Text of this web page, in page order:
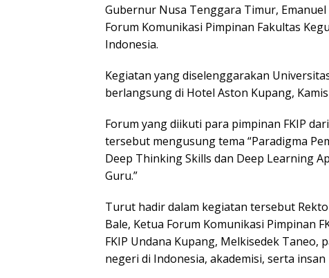
Gubernur Nusa Tenggara Timur,
Forum Komunikasi Pimpinan Fakultas
Indonesia.
Kegiatan yang diselenggarakan
berlangsung di Hotel Aston Kupang,
Forum yang diikuti para pimpinan FKIP
tersebut mengusung tema “Paradigma
Deep Thinking Skills dan Deep Learning
Guru.”
Turut hadir dalam kegiatan tersebut
Bale, Ketua Forum Komunikasi Pimpinan
FKIP Undana Kupang, Melkisedek
negeri di Indonesia, akademisi, serta insan